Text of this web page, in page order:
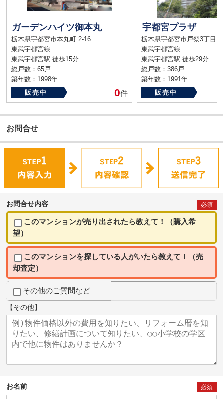
ガーデンハイツ御本丸
栃木県宇都宮市本丸町 2-16
東武宇都宮線
東武宇都宮駅 徒歩15分
総戸数：65戸
築年数：1998年
販売中
0件
宇都宮プラザ
栃木県宇都宮市戸祭3丁目
東武宇都宮線
東武宇都宮駅 徒歩29分
総戸数：386戸
築年数：1991年
販売中
お問合せ
お問合せ内容 必須
このマンションが売り出されたら教えて！（購入希
望）
このマンションを探している人がいたら教えて！（売
却査定）
その他のご質問など
【その他】
お名前 必須